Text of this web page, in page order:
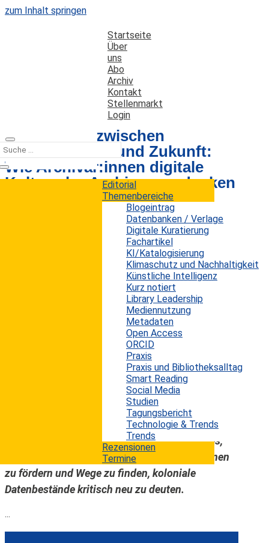
zum Inhalt springen
Startseite
Über
uns
Abo
Archiv
Kontakt
Stellenmarkt
Login
Editorial
Themenbereiche
Blogeintrag
Datenbanken / Verlage
Digitale Kuratierung
Fachartikel
KI/Katalogisierung
Klimaschutz und Nachhaltigkeit
Künstliche Intelligenz
Kurz notiert
Library Leadership
Mediennutzung
Metadaten
Open Access
ORCID
Praxis
Praxis und Bibliotheksalltag
Smart Reading
Social Media
Studien
Tagungsbericht
Technologie & Trends
Trends
Rezensionen
Termine
Fachwissen zwischen
Vergangenheit und Zukunft:
Wie Archivar:innen digitale
Kulturerbe-Archive neu denken
Autor: Erwin König
In einem Artikel von Nils Pharo, Pia Borlund und
Ying-Hsang Liu, erschienen in der Zeitschrift
„Information Research“, wird das
Informationsverhalten von Fachkräften in
digitalen Kulturerbe-Archiven untersucht.
Grundlage ist das europäische
Forschungsprojekt „Polyvocal Interpretation of
Contested Colonial Heritage“ (PICCH), das den
Zugang zu kolonial geprägten audiovisuellen
Sammlungen aus einer postkolonialen
Perspektive analysiert. Ziel des Projekts ist es,
den Dialog zwischen Archiven und Nutzer:innen
zu fördern und Wege zu finden, koloniale
Datenbestände kritisch neu zu deuten.
...